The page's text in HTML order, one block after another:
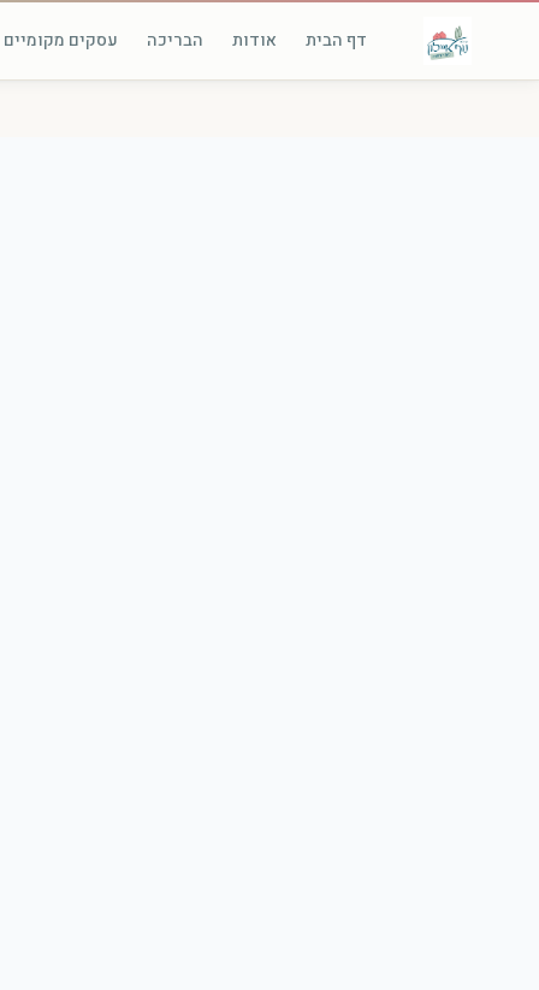
דף הבית אודות הבריכה עסקים מקומיים